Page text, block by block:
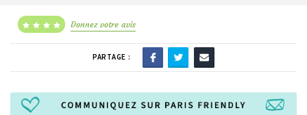
Donnez votre avis
PARTAGE :